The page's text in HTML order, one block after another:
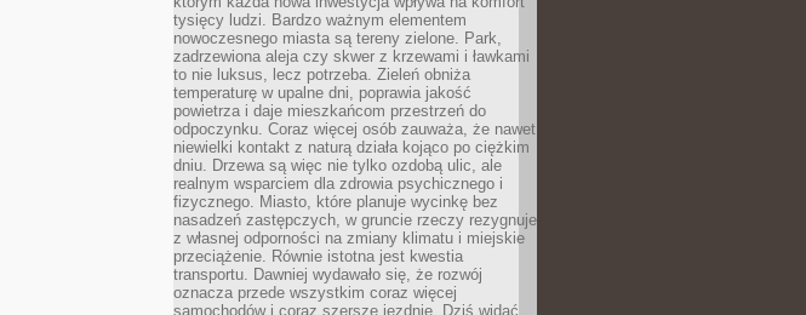
tysięcy ludzi. Bardzo ważnym elementem
nowoczesnego miasta są tereny zielone. Park,
zadrzewiona aleja czy skwer z krzewami i ławkami
to nie luksus, lecz potrzeba. Zieleń obniża
temperaturę w upalne dni, poprawia jakość
powietrza i daje mieszkańcom przestrzeń do
odpoczynku. Coraz więcej osób zauważa, że nawet
niewielki kontakt z naturą działa kojąco po ciężkim
dniu. Drzewa są więc nie tylko ozdobą ulic, ale
realnym wsparciem dla zdrowia psychicznego i
fizycznego. Miasto, które planuje wycinkę bez
nasadzeń zastępczych, w gruncie rzeczy rezygnuje
z własnej odporności na zmiany klimatu i miejskie
przeciążenie. Równie istotna jest kwestia
transportu. Dawniej wydawało się, że rozwój
oznacza przede wszystkim coraz więcej
samochodów i coraz szersze jezdnie. Dziś widać